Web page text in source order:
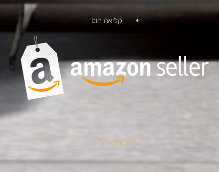
קליאה הום
הצטרפו אלינו